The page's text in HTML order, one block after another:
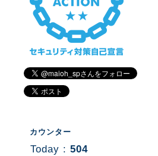
カウンター
Today : 504